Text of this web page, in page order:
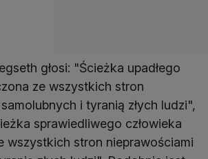
głosi: "Ścieżka upadłego
ze wszystkich stron
i tyranią złych ludzi",
sprawiedliwego człowieka
wszystkich stron nieprawościami